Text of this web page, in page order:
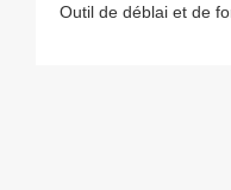
Outil de déblai et de